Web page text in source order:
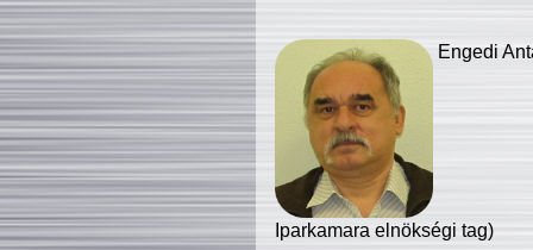
Engedi
Iparkamara elnökségi tag)